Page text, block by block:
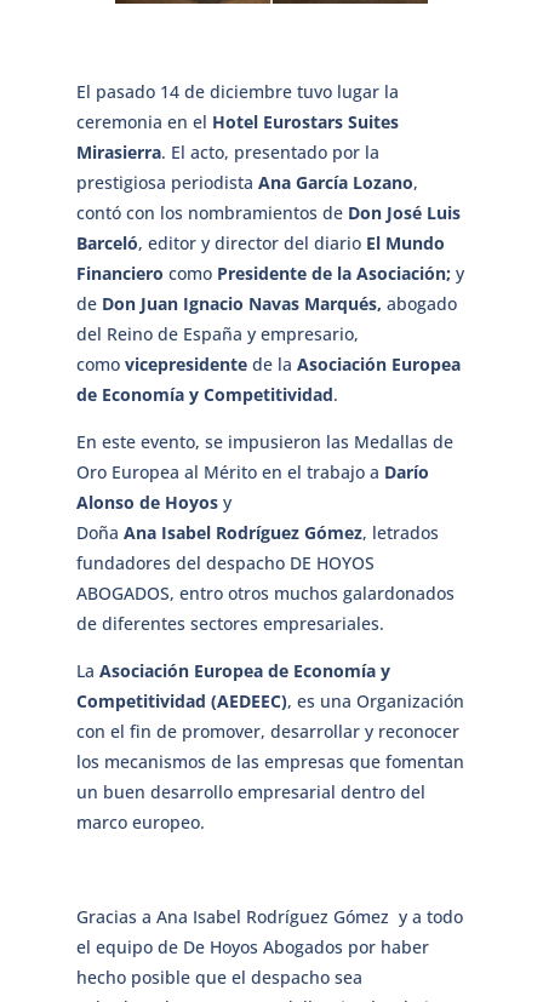
El pasado 14 de diciembre tuvo lugar la
ceremonia en el Hotel Eurostars Suites
Mirasierra. El acto, presentado por la
prestigiosa periodista Ana García Lozano,
contó con los nombramientos de Don José Luis
Barceló, editor y director del diario El Mundo
Financiero como Presidente de la Asociación; y
de Don Juan Ignacio Navas Marqués, abogado
del Reino de España y empresario,
como vicepresidentede la Asociación Europea
de Economía y Competitividad.
En este evento, se impusieron las Medallas de
Oro Europea al Mérito en el trabajo a Darío
Alonso de Hoyosy
Doña Ana Isabel Rodríguez Gómez, letrados
fundadores del despacho DE HOYOS
ABOGADOS, entro otros muchos galardonados
de diferentes sectores empresariales.
La Asociación Europea de Economía y
Competitividad (AEDEEC), es una Organización
con el fin de promover, desarrollar y reconocer
los mecanismos de las empresas que fomentan
un buen desarrollo empresarial dentro del
marco europeo.
Gracias a Ana Isabel Rodríguez Gómez y a todo
el equipo de De Hoyos Abogados por haber
hecho posible que el despacho sea